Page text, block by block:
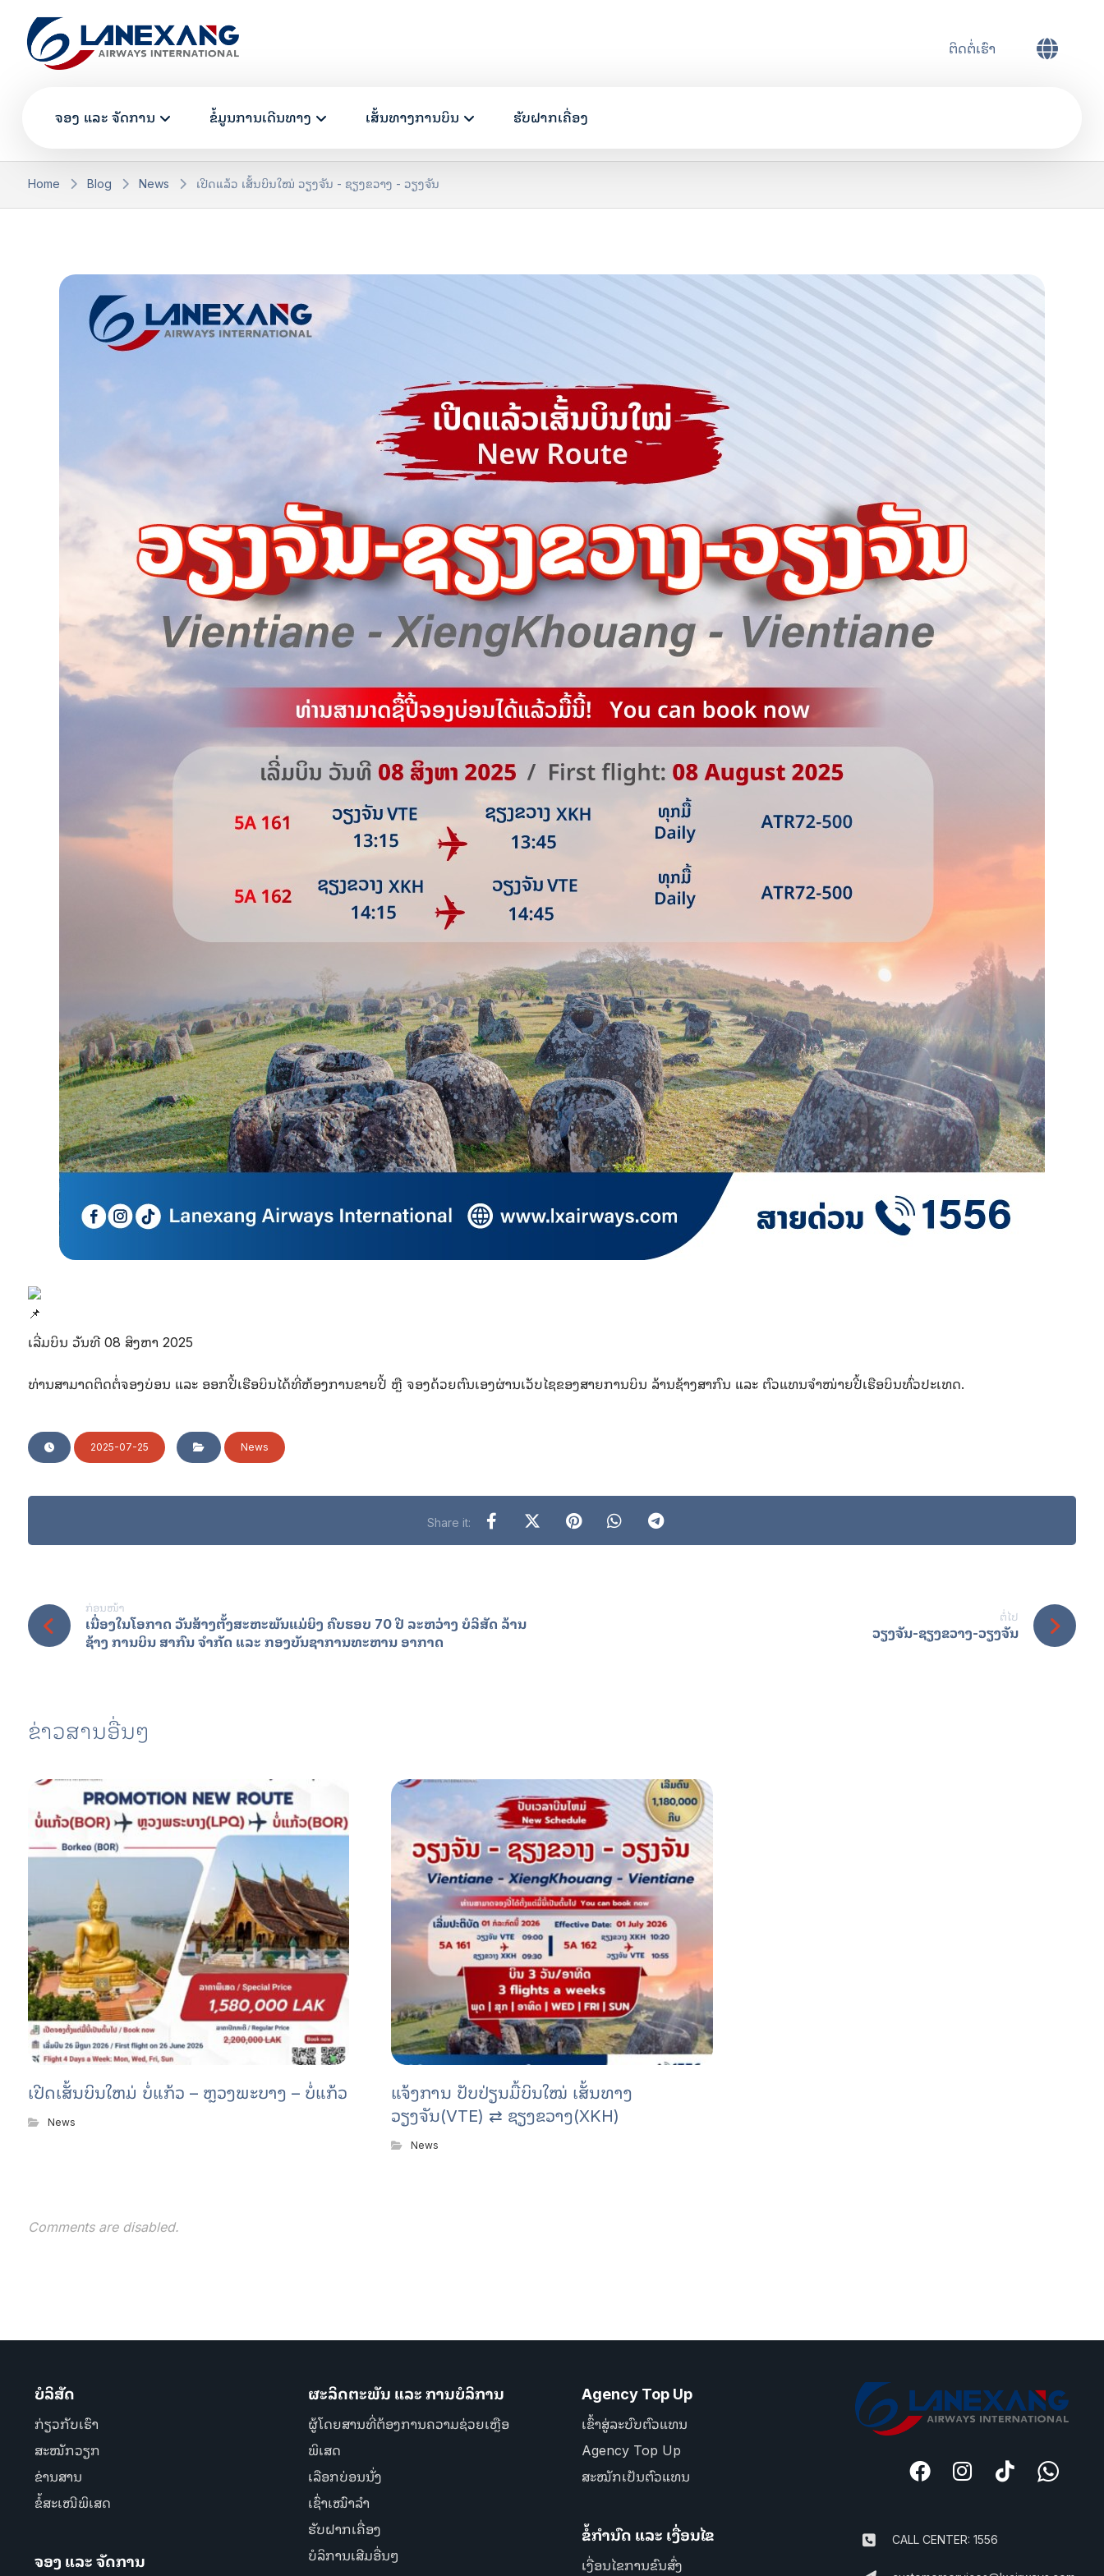
ຕິດຕໍ່ເຮົາ
ຈອງ ແລະ ຈັດການ ຂໍ້ມູນການເດີນທາງ ເສັ້ນທາງການບິນ ຮັບຝາກເຄື່ອງ
Home Blog News ເປີດແລ້ວ ເສັ້ນບິນໃໝ່ ວຽງຈັນ - ຊຽງຂວາງ - ວຽງຈັນ
ເລີ່ມບິນ ວັນທີ 08 ສິງຫາ 2025
ທ່ານສາມາດຕິດຕໍ່ຈອງບ່ອນ ແລະ ອອກປີ້ເຮືອບິນໄດ້ທີ່ຫ້ອງການຂາຍປີ້ ຫຼື ຈອງດ້ວຍຕົນເອງຜ່ານເວັບໄຊຂອງສາຍການບິນ ລ້ານຊ້າງສາກົນ ແລະ ຕົວແທນຈຳໜ່າຍປີ້ເຮືອບິນທົ່ວປະເທດ.
2025-07-25 News
ກ່ອນໜ້າ
ເນື່ອງໃນໂອກາດ ວັນສ້າງຕັ້ງສະຫະພັນແມ່ຍິງ ຄົບຮອບ 70 ປີ ລະຫວ່າງ ບໍລິສັດ ລ້ານ
ຊ້າງ ການບິນ ສາກົນ ຈຳກັດ ແລະ ກອງບັນຊາການທະຫານ ອາກາດ
ຕໍ່ໄປ
ວຽງຈັນ-ຊຽງຂວາງ-ວຽງຈັນ
ຂ່າວສານອື່ນໆ
ເປີດເສັ້ນບິນໃຫມ່ ບໍ່ແກ້ວ – ຫຼວງພະບາງ – ບໍ່ແກ້ວ
News
ແຈ້ງການ ປັບປ່ຽນມື້ບິນໃໝ່ ເສັ້ນທາງ
ວຽງຈັນ(VTE) ⇄ ຊຽງຂວາງ(XKH)
News
Comments are disabled.
ບໍລິສັດ
ກ່ຽວກັບເຮົາ
ສະໝັກວຽກ
ຂ່ານສານ
ຂໍ້ສະເໜີພິເສດ
ຈອງ ແລະ ຈັດການ
ຜະລິດຕະພັນ ແລະ ການບໍລິການ
ຜູ້ໂດຍສານທີ່ຕ້ອງການຄວາມຊ່ວຍເຫຼືອ
ພິເສດ
ເລືອກບ່ອນນັ່ງ
ເຊົ່າເໝົາລຳ
ຮັບຝາກເຄື່ອງ
ບໍລິການເສີມອື່ນໆ
Agency Top Up
ເຂົ້າສູ່ລະບົບຕົວແທນ
Agency Top Up
ສະໝັກເປັນຕົວແທນ
ຂໍ້ກຳນົດ ແລະ ເງື່ອນໄຂ
ເງື່ອນໄຂການຂົນສົ່ງ
CALL CENTER: 1556